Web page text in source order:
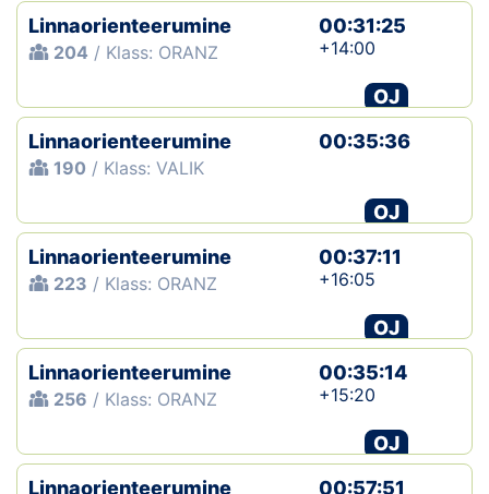
Linnaorienteerumine
204 / Klass: ORANZ
00:31:25
+14:00
OJ
Linnaorienteerumine
190 / Klass: VALIK
00:35:36
OJ
Linnaorienteerumine
223 / Klass: ORANZ
00:37:11
+16:05
OJ
Linnaorienteerumine
256 / Klass: ORANZ
00:35:14
+15:20
OJ
Linnaorienteerumine
00:57:51